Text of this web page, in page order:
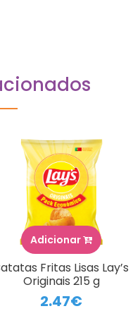
Adicionar
Fritas Lisas Lay’s
Originais 215 g
2.47€